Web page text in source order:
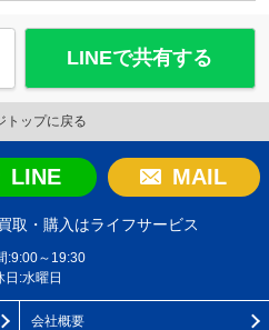
LINEで共有する
トップに戻る
LINE MAIL
取・購入はライフサービス
:9:00～19:30
日:水曜日
会社概要